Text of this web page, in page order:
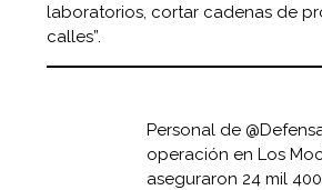
laboratorios, cortar cadenas de
calles”.
Personal de
operación en Los
aseguraron 24 mil